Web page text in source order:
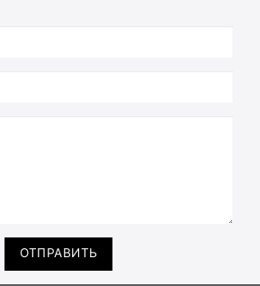
ОТПРАВИТЬ